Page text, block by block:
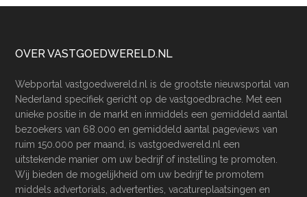
Footer
OVER VASTGOEDWERELD.NL
Webportal vastgoedwereld.nl is de grootste nieuwsportal van
Nederland specifiek gericht op de vastgoedbrache. Met een
unieke positie in de markt en inmiddels een gemiddeld aantal
bezoekers van 68.000 en gemiddeld aantal pageviews van
ruim 150.000 per maand, is vastgoedwereld.nl een
uitstekende manier om uw bedrijf of instelling te promoten.
Wij bieden de mogelijkheid om uw bedrijf te promotem
middels advertorials, advertenties, vacatureplaatsingen en